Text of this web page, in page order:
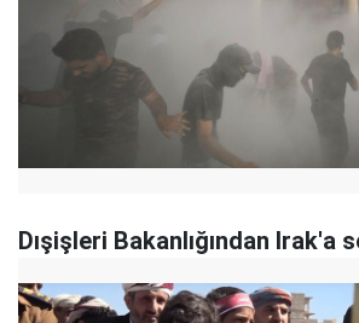
Dışişleri Bakanlığından Irak'a